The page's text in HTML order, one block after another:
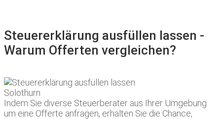
Steuererklärung ausfüllen lassen -
Warum Offerten vergleichen?
Indem Sie diverse Steuerberater aus Ihrer Umgebung
um eine Offerte anfragen, erhalten Sie die Chance,